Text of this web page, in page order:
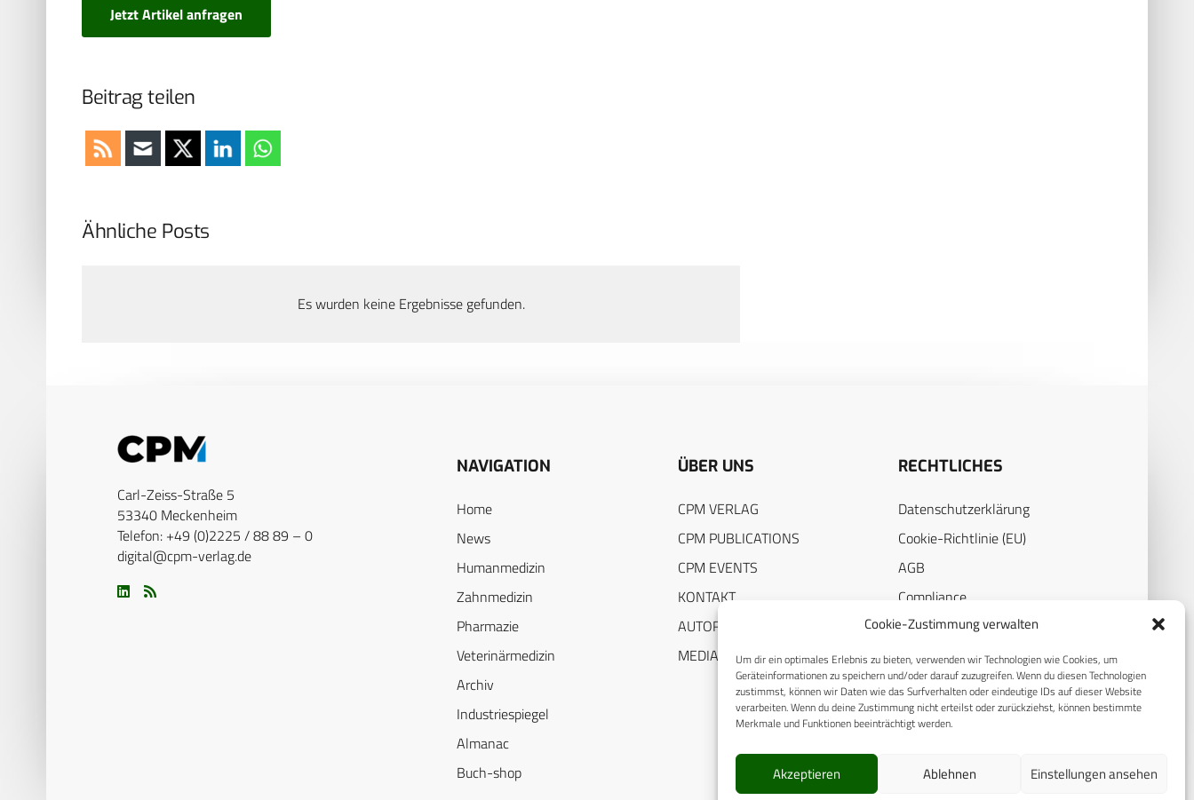
Cookie-Zustimmung verwalten
Um dir ein optimales Erlebnis zu bieten, verwenden wir Technologien wie Cookies, um
Geräteinformationen zu speichern und/oder darauf zuzugreifen. Wenn du diesen Technologien
zustimmst, können wir Daten wie das Surfverhalten oder eindeutige IDs auf dieser Website
verarbeiten. Wenn du deine Zustimmung nicht erteilst oder zurückziehst, können bestimmte
Merkmale und Funktionen beeinträchtigt werden.
Akzeptieren Ablehnen Einstellungen ansehen
Jetzt Artikel anfragen
Beitrag teilen
Ähnliche Posts
Es wurden keine Ergebnisse gefunden.
Carl-Zeiss-Straße 5
53340 Meckenheim
Telefon: +49 (0)2225 / 88 89 – 0
digital@cpm-verlag.de
NAVIGATION
Home
News
Humanmedizin
Zahnmedizin
Pharmazie
Veterinärmedizin
Archiv
Industriespiegel
Almanac
Buch-shop
ÜBER UNS
CPM VERLAG
CPM PUBLICATIONS
CPM EVENTS
KONTAKT
AUTORENHINWEISE
MEDIADATEN
RECHTLICHES
Datenschutzerklärung
Cookie-Richtlinie (EU)
AGB
Compliance
Impressum